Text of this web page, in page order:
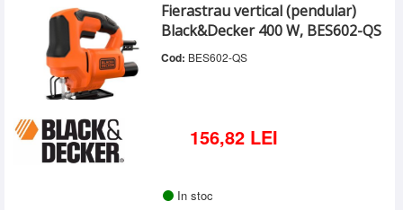
Fierastrau vertical (pendular)
Black&Decker 400 W, BES602-QS
Cod: BES602-QS
156,82 LEI
In stoc